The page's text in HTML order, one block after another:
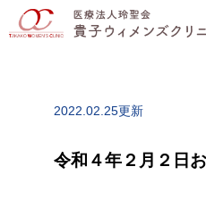
2022.02.25更新
令和４年２月２日